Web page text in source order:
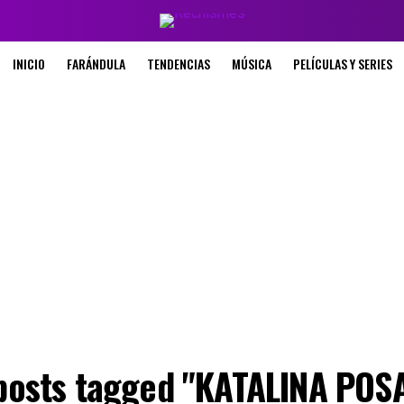
INICIO FARÁNDULA TENDENCIAS MÚSICA PELÍCULAS Y SERIES
tagged "KATALINA